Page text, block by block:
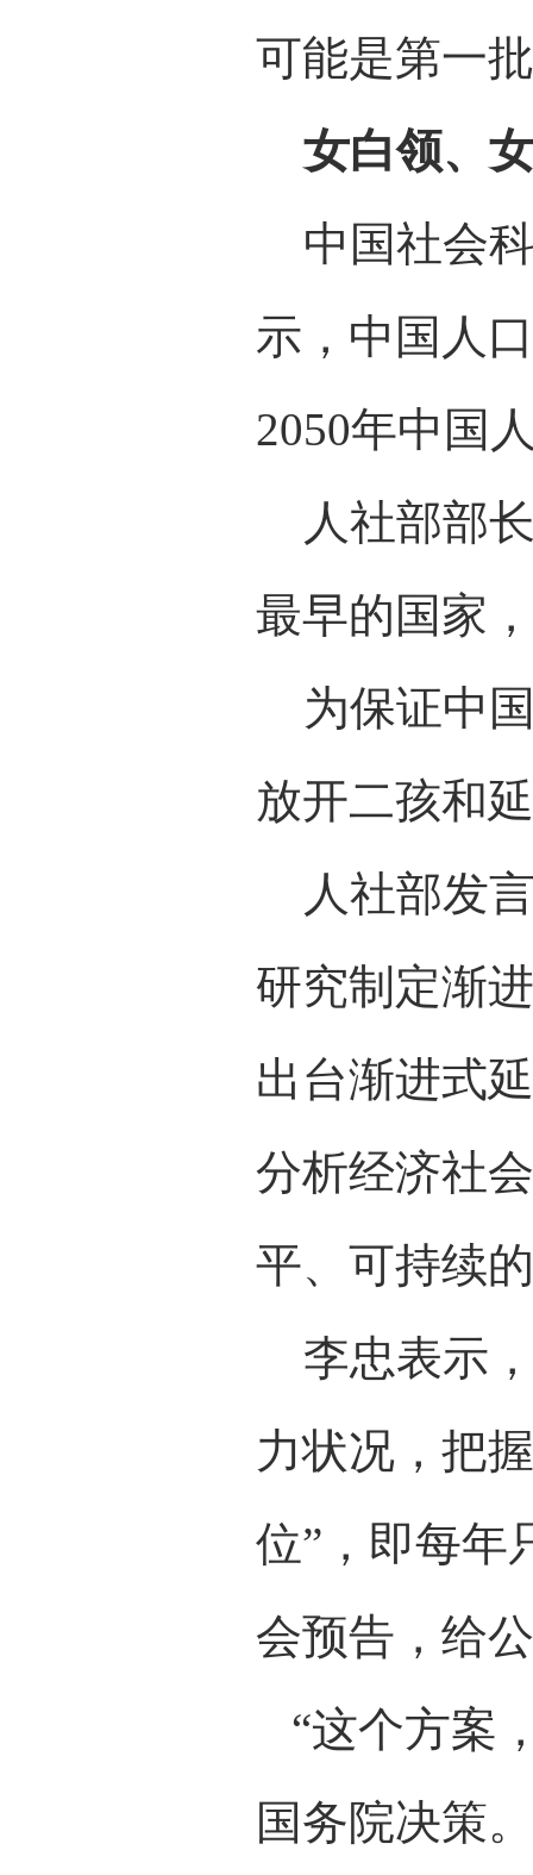
可能是第一
女白领、
中国社会
示，中国人
2050年中国
人社部部长
最早的国家
为保证中国
放开二孩和
人社部发言
研究制定渐
出台渐进式
分析经济社
平、可持续
李忠表示，
力状况，把
位”，即每年
会预告，给
“这个方案
国务院决策